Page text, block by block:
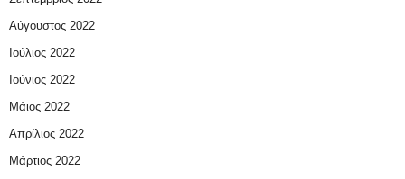
Αύγουστος 2022
Ιούλιος 2022
Ιούνιος 2022
Μάιος 2022
Απρίλιος 2022
Μάρτιος 2022